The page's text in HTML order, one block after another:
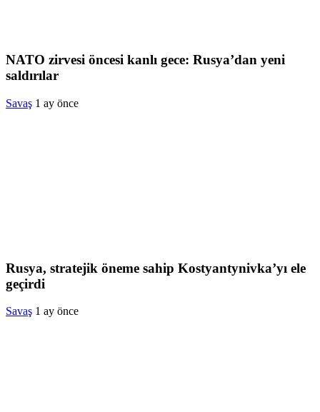
NATO zirvesi öncesi kanlı gece: Rusya’dan yeni
saldırılar
Savaş 1 ay önce
Rusya, stratejik öneme sahip Kostyantynivka’yı ele
geçirdi
Savaş 1 ay önce